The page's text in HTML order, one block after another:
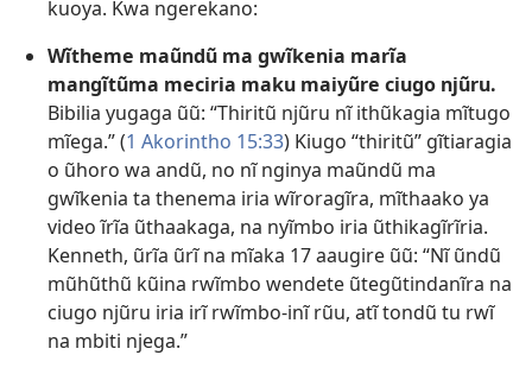
kuoya. Kwa ngerekano:
Wĩtheme maũndũ ma gwĩkenia marĩa
mangĩtũma meciria maku maiyũre ciugo njũru.
Bibilia yugaga ũũ: “Thiritũ njũru nĩ ithũkagia mĩtugo
mĩega.” (1 Akorintho 15:33) Kiugo “thiritũ” gĩtiaragia
o ũhoro wa andũ, no nĩ nginya maũndũ ma
gwĩkenia ta thenema iria wĩroragĩra, mĩthaako ya
video ĩrĩa ũthaakaga, na nyĩmbo iria ũthikagĩrĩria.
Kenneth, ũrĩa ũrĩ na mĩaka 17 aaugire ũũ: “Nĩ ũndũ
mũhũthũ kũina rwĩmbo wendete ũtegũtindanĩra na
ciugo njũru iria irĩ rwĩmbo-inĩ rũu, atĩ tondũ tu rwĩ
na mbiti njega.”